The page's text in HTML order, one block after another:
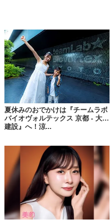
夏休みのおでかけは『チームラボ
バイオヴォルテックス 京都 - 大成
建設』へ！涼...